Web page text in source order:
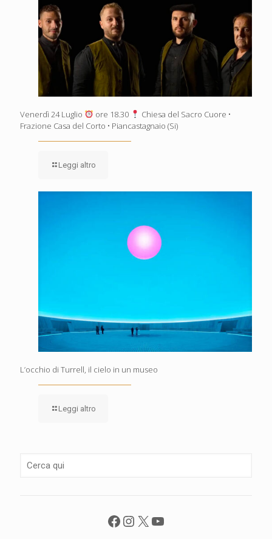
Venerdì 24 Luglio ore 18.30
Chiesa del Sacro Cuore •
Frazione Casa del Corto • Piancastagnaio (Si)
Leggi altro
L’occhio di Turrell, il cielo in un museo
Leggi altro
Facebook
Instagram
X YouTube